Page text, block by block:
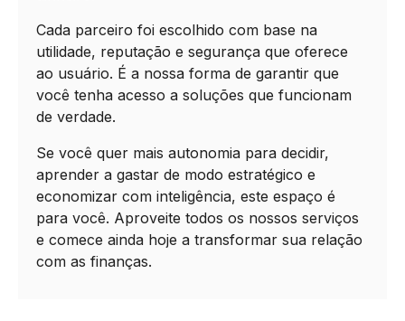
Cada parceiro foi escolhido com base na
utilidade, reputação e segurança que oferece
ao usuário. É a nossa forma de garantir que
você tenha acesso a soluções que funcionam
de verdade.
Se você quer mais autonomia para decidir,
aprender a gastar de modo estratégico e
economizar com inteligência, este espaço é
para você. Aproveite todos os nossos serviços
e comece ainda hoje a transformar sua relação
com as finanças.